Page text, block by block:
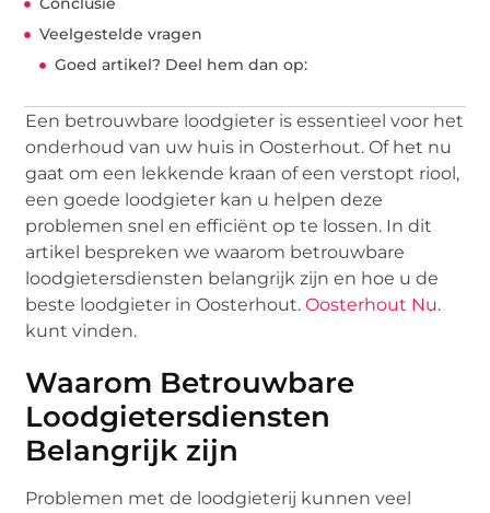
Veelgestelde vragen
Goed artikel? Deel hem dan op:
Een betrouwbare loodgieter is essentieel voor het
onderhoud van uw huis in Oosterhout. Of het nu
gaat om een lekkende kraan of een verstopt riool,
een goede loodgieter kan u helpen deze
problemen snel en efficiënt op te lossen. In dit
artikel bespreken we waarom betrouwbare
loodgietersdiensten belangrijk zijn en hoe u de
beste loodgieter in Oosterhout.Oosterhout Nu.
kunt vinden.
Waarom Betrouwbare
Loodgietersdiensten
Belangrijk zijn
Problemen met de loodgieterij kunnen veel